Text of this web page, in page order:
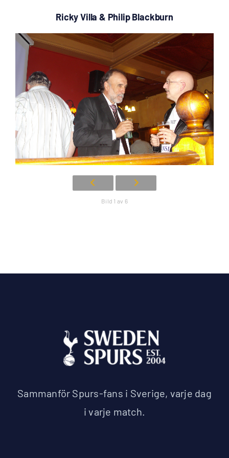
Ricky Villa & Philip Blackburn
Bild 1 av 6
Sammanför Spurs-fans i Sverige, varje dag
i varje match.